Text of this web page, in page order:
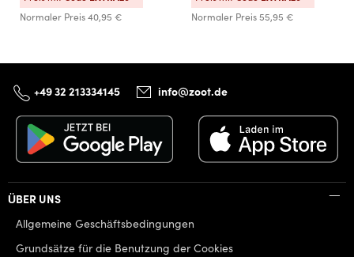
Normaler Preis40,95 € Normaler Preis55,95 €
+49 32 213334145 info@zoot.de
ÜBER UNS
Allgemeine Geschäftsbedingungen
Grundsätze für die Benutzung der Cookies